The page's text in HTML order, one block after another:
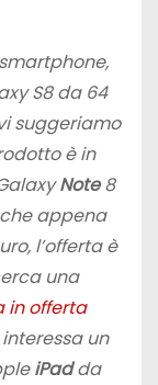
S8 da 64
suggeriamo
è in
Note8
appena
l’offerta è
una
in offerta
interessa un
iPadda